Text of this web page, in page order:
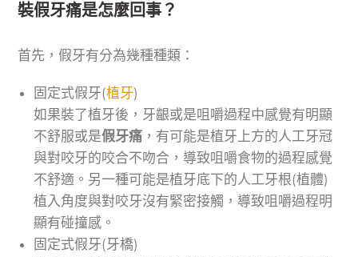
裝假牙痛是怎麼回事？
首先，假牙有分為幾種種類：
固定式假牙(植牙)
如果裝了植牙後，牙齦或是咀嚼過程中感覺有明顯
不舒服或是假牙痛 ，有可能是植牙上方的人工牙冠
與對咬牙的咬合不吻合，導致咀嚼食物的過程感覺
不舒適。另一種可能是植牙底下的人工牙根(植體)
植入角度與對咬牙沒有緊密接觸，導致咀嚼過程明
顯有碰撞感。
固定式假牙(牙橋)